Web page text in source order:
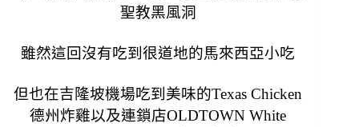
聖教黑風洞
雖然這回沒有吃到很道地的馬來西亞小吃
但也在吉隆坡機場吃到美味的Texas Chicken
德州炸雞以及連鎖店OLDTOWN White